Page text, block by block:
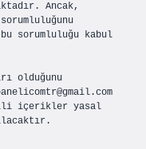
Ancak,
sorumluluğu kabul
olduğunu
içerikler yasal